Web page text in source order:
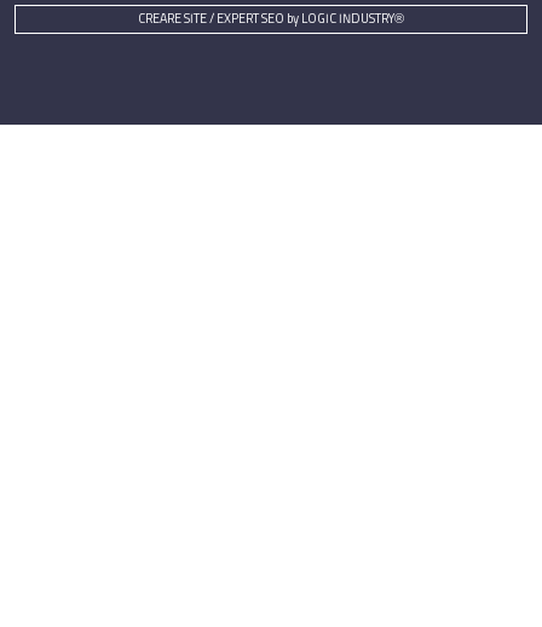
CREARE SITE / EXPERT SEO by LOGIC INDUSTRY®